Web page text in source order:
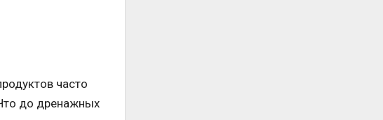
часто
до дренажных